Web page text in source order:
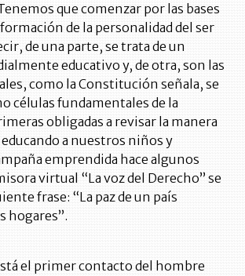
que comenzar por las bases
de la personalidad del ser
de una parte, se trata de un
educativo y, de otra, son las
como la Constitución señala, se
células fundamentales de la
obligadas a revisar la manera
a nuestros niños y
emprendida hace algunos
virtual “La voz del Derecho” se
frase: “La paz de un país
hogares”.
el primer contacto del hombre